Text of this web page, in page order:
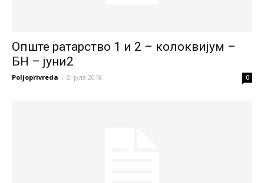
Опште ратарство 1 и 2 – колоквијум –
БН – јуни2
Poljoprivreda - 2. јула 2018. 0